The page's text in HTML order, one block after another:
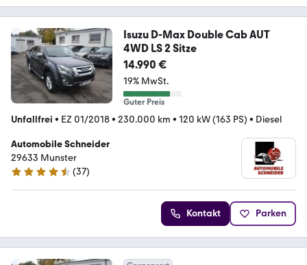
Isuzu D-Max Double Cab AUT
4WD LS 2 Sitze
14.990 €
19% MwSt.
Guter Preis
Unfallfrei • EZ 01/2018• 230.000 km • 120 kW (163 PS) • Diesel
Automobile Schneider
29633 Munster
4.7 Sterne
(37)
Kontakt Parken